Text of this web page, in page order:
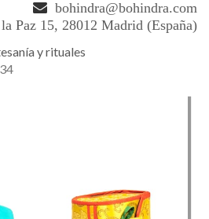
bohindra@bohindra.com
Paz 15, 28012 Madrid (España)
y rituales